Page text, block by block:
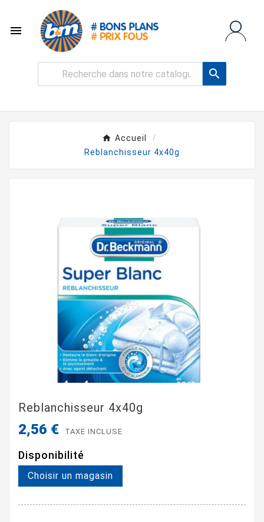


Accueil
Reblanchisseur 4x40g
Reblanchisseur 4x40g
2,56 € TAXE INCLUSE
Disponibilité
Choisir un magasin